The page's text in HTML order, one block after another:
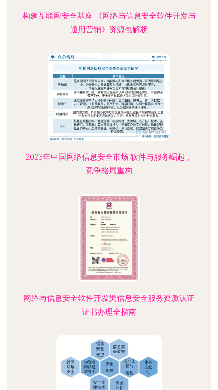
构建互联网安全基座 《网络与信息安全软件开发与
通用营销》资源包解析
2023年中国网络信息安全市场 软件与服务崛起，
竞争格局重构
网络与信息安全软件开发类信息安全服务资质认证
证书办理全指南